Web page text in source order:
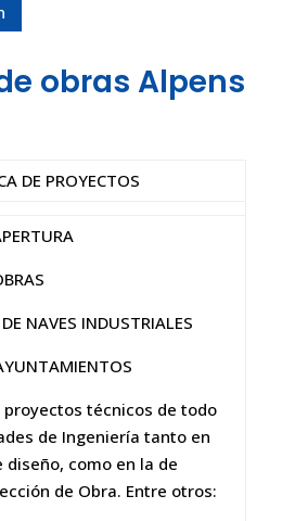
obras Alpens
DE PROYECTOS
NAVES INDUSTRIALES
proyectos técnicos de todo
de Ingeniería tanto en
como en la de
de Obra. Entre otros: